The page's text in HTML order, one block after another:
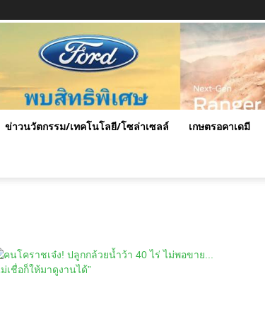
ข่าวนวัตกรรม/เทคโนโลยี/โซล่าเซลล์ เกษตรอคาเดมี